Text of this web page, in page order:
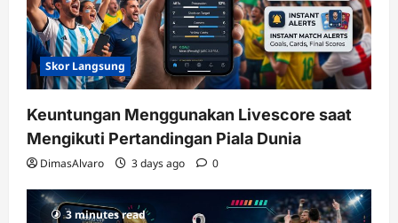
Skor Langsung
Keuntungan Menggunakan Livescore saat
Mengikuti Pertandingan Piala Dunia
DimasAlvaro 3 days ago 0
3 minutes read